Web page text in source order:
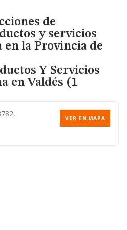
de
y servicios
en la Provincia de
Y Servicios
en Valdés (1
VER EN MAPA